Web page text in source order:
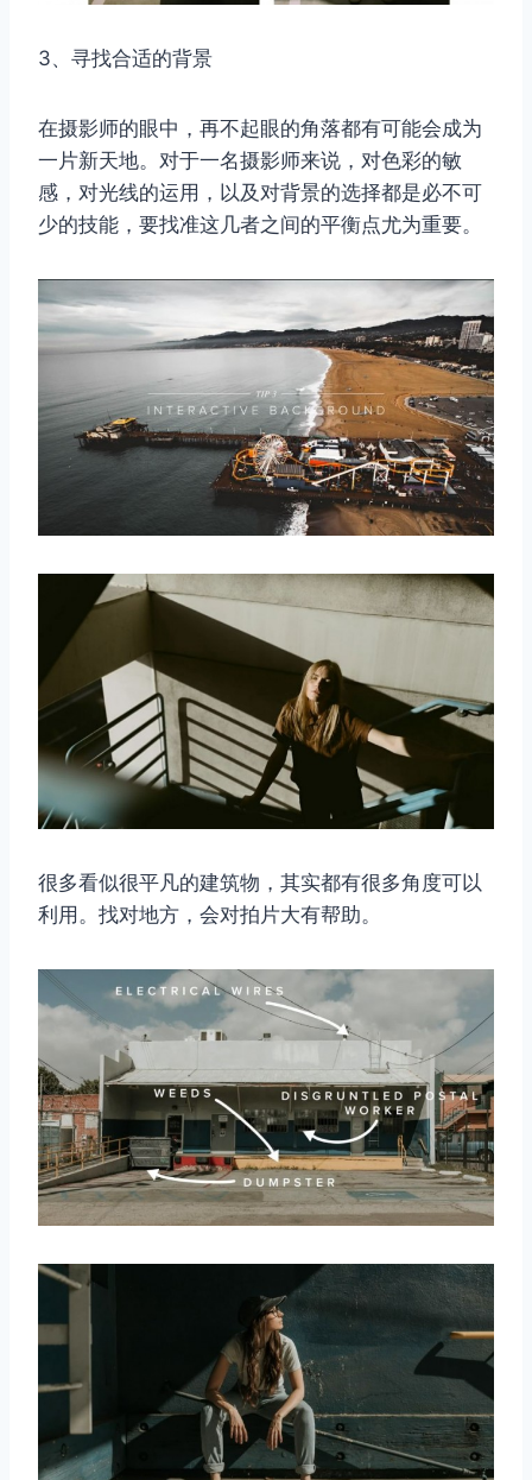
3、寻找合适的背景
在摄影师的眼中，再不起眼的角落都有可能会成为
一片新天地。对于一名摄影师来说，对色彩的敏
感，对光线的运用，以及对背景的选择都是必不可
少的技能，要找准这几者之间的平衡点尤为重要。
很多看似很平凡的建筑物，其实都有很多角度可以
利用。找对地方，会对拍片大有帮助。
取消 搜索